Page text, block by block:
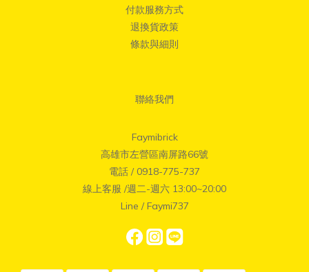
付款服務方式
退換貨政策
條款與細則
聯絡我們
Faymibrick
高雄市左營區南屏路66號
電話 / 0918-775-737
線上客服 /週二-週六 13:00~20:00
Line / Faymi737